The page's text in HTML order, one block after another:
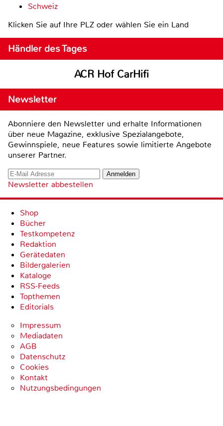
Schweiz
Klicken Sie auf Ihre PLZ oder wählen Sie ein Land
Händler des Tages
ACR Hof CarHifi
Newsletter
Abonniere den Newsletter und erhalte Informationen
über neue Magazine, exklusive Spezialangebote,
Gewinnspiele, neue Features sowie limitierte Angebote
unserer Partner.
Newsletter abbestellen
Shop
Bücher
Testkompetenz
Redaktion
Gerätedaten
Bildergalerien
Kataloge
RSS-Feeds
Topthemen
Editorials
Impressum
Mediadaten
AGB
Datenschutz
Cookies
Kontakt
Nutzungsbedingungen